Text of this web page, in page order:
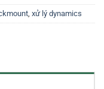
xử lý dynamics